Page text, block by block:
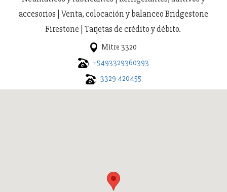
accesorios | Venta, colocación y balanceo Bridgestone
Firestone | Tarjetas de crédito y débito.
Mitre 3320
+5493329360393
3329 420455